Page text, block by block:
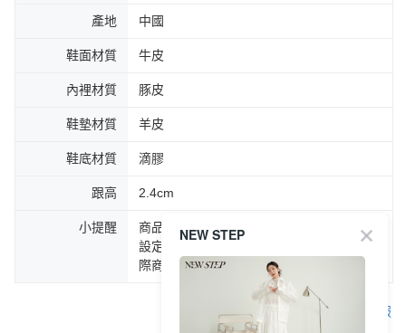
產地 中國
鞋面材質 牛皮
內裡材質 豚皮
鞋墊材質 羊皮
鞋底材質 滴膠
跟高 2.4cm
小提醒
商品圖片顏色會因拍攝燈光環境或個人螢幕
設定不同，而造成部份色差現象，顏色以實
際商品為主。
客服
NEW STEP